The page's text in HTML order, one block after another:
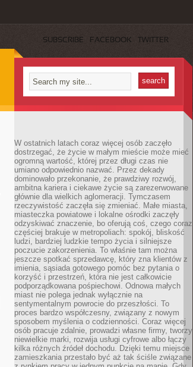
SUBSCRIBE FACEBOOK TWITTER
W ostatnich latach coraz więcej osób zaczęło
dostrzegać, że życie w małym mieście może mieć
ogromną wartość, której przez długi czas nie
umiano odpowiednio nazwać. Przez dekady
dominowało przekonanie, że prawdziwy rozwój,
ambitna kariera i ciekawe życie są zarezerwowane
głównie dla wielkich aglomeracji. Tymczasem
rzeczywistość zaczęła się zmieniać. Małe miasta,
miasteczka powiatowe i lokalne ośrodki zaczęły
odzyskiwać znaczenie, bo oferują coś, czego coraz
częściej brakuje w metropoliach: spokój, bliskość
ludzi, bardziej ludzkie tempo życia i silniejsze
poczucie zakorzenienia. To właśnie tam można
jeszcze spotkać sprzedawcę, który zna klientów z
imienia, sąsiada gotowego pomóc bez pytania o
korzyść i przestrzeń, która nie jest całkowicie
podporządkowana pośpiechowi. Odnowa małych
miast nie polega jednak wyłącznie na
sentymentalnym powrocie do przeszłości. To
proces bardzo współczesny, związany z nowym
sposobem myślenia o codzienności. Coraz więcej
osób pracuje zdalnie, prowadzi własne firmy, tworzy
niewielkie marki, rozwija usługi cyfrowe albo łączy
kilka różnych źródeł dochodu. Dzięki temu miejsce
zamieszkania przestało być aż tak ściśle związane